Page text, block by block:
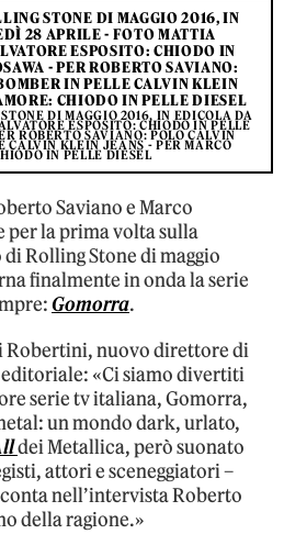
STONE DI MAGGIO 2016, IN
28 APRILE - FOTO MATTIA
ESPOSITO: CHIODO IN
- PER ROBERTO SAVIANO:
IN PELLE CALVIN KLEIN
CHIODO IN PELLE DIESEL
DI MAGGIO 2016, IN EDICOLA DA
ESPOSITO: CHIODO IN PELLE
ROBERTO SAVIANO: POLO CALVIN
CALVIN KLEIN JEANS - PER MARCO
IN PELLE DIESEL
Saviano e Marco
per la prima volta sulla
Rolling Stone di maggio
finalmente in onda la serie
Gomorra.
Robertini, nuovo direttore di
«Ci siamo divertiti
serie tv italiana, Gomorra,
un mondo dark, urlato,
dei Metallica, però suonato
attori e sceneggiatori –
nell’intervista Roberto
della ragione.»